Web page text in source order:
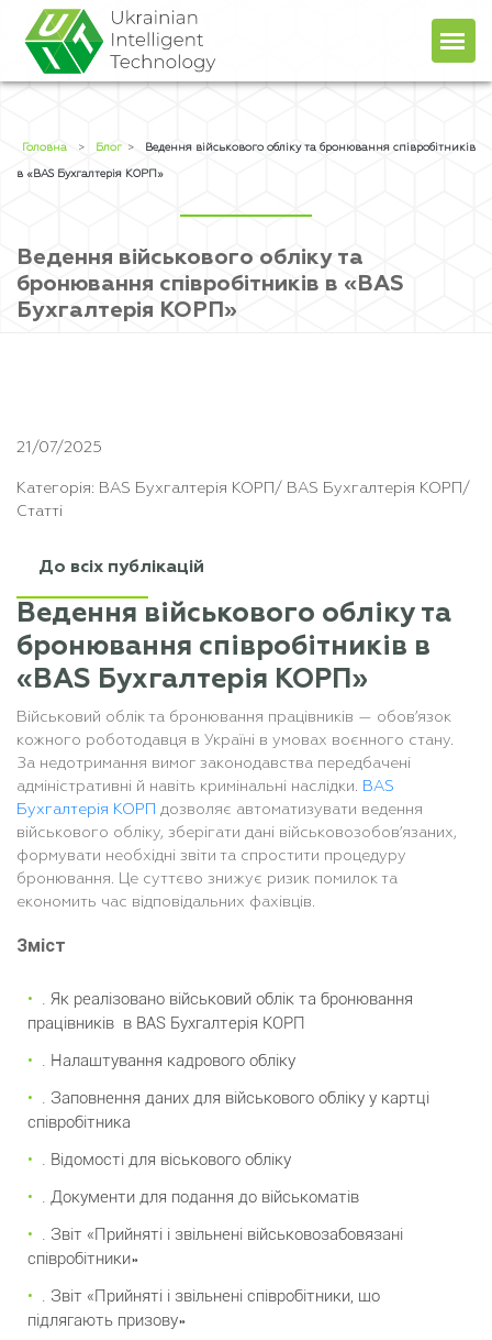
Про компанiю
Продукти
Прайс
+38 (044) 451-78-49
+38 (067) 236-48-96
client@uit.kiev.ua
Головна > Блог > Ведення військового обліку та бронювання співробітників
в «BAS Бухгалтерія КОРП»
Ведення військового обліку та
бронювання співробітників в «BAS
Бухгалтерія КОРП»
21/07/2025
Категорія: BAS Бухгалтерія КОРП/ BAS Бухгалтерія КОРП/
Статті
До всіх публікацій
Ведення військового обліку та
бронювання співробітників в
«BAS Бухгалтерія КОРП»
Військовий облік та бронювання працівників — обов’язок
кожного роботодавця в Україні в умовах воєнного стану.
За недотримання вимог законодавства передбачені
адміністративні й навіть кримінальні наслідки. BAS
Бухгалтерія КОРП дозволяє автоматизувати ведення
військового обліку, зберігати дані військовозобов’язаних,
формувати необхідні звіти та спростити процедуру
бронювання. Це суттєво знижує ризик помилок та
економить час відповідальних фахівців.
Зміст
. Як реалізовано військовий облік та бронювання
працівників в BAS Бухгалтерія КОРП
. Налаштування кадрового обліку
. Заповнення даних для військового обліку у картці
співробітника
. Відомості для віськового обліку
. Документи для подання до військоматів
. Звіт «Прийняті і звільнені військовозабовязані
співробітники»
. Звіт «Прийняті і звільнені співробітники, що
підлягають призову»